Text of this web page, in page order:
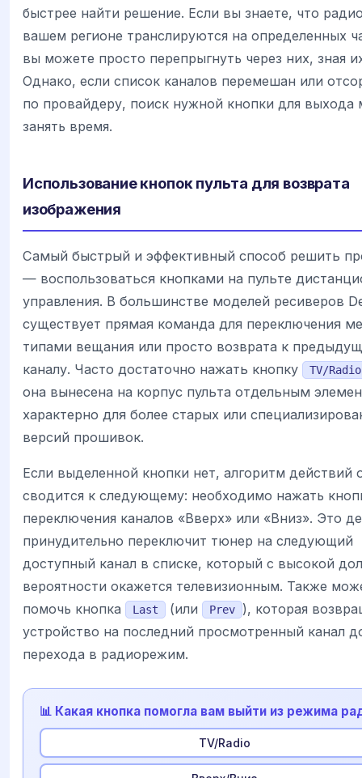
быстрее найти решение. Если вы знаете, что
вашем регионе транслируются на определенных
вы можете просто перепрыгнуть через них, зная
Однако, если список каналов перемешан или
по провайдеру, поиск нужной кнопки для выхода
занять время.
Использование кнопок пульта для возврата
изображения
Самый быстрый и эффективный способ решить
— воспользоваться кнопками на пульте
управления. В большинстве моделей ресиверов
существует прямая команда для переключения
типами вещания или просто возврата к
каналу. Часто достаточно нажать кнопку
TV/Radio
она вынесена на корпус пульта отдельным
характерно для более старых или
версий прошивок.
Если выделенной кнопки нет, алгоритм действий
сводится к следующему: необходимо нажать
переключения каналов «Вверх» или «Вниз». Это
принудительно переключит тюнер на следующий
доступный канал в списке, который с высокой
вероятности окажется телевизионным. Также
помочь кнопка
Last (или Prev
), которая
устройство на последний просмотренный канал
перехода в радиорежим.
📊 Какая кнопка помогла вам выйти из режима
TV/Radio